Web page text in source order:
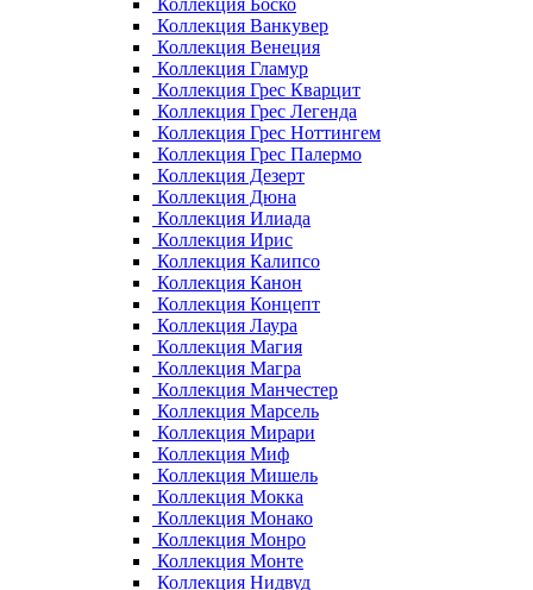
Коллекция Боско
Коллекция Ванкувер
Коллекция Венеция
Коллекция Гламур
Коллекция Грес Кварцит
Коллекция Грес Легенда
Коллекция Грес Ноттингем
Коллекция Грес Палермо
Коллекция Дезерт
Коллекция Дюна
Коллекция Илиада
Коллекция Ирис
Коллекция Калипсо
Коллекция Канон
Коллекция Концепт
Коллекция Лаура
Коллекция Магия
Коллекция Магра
Коллекция Манчестер
Коллекция Марсель
Коллекция Мирари
Коллекция Миф
Коллекция Мишель
Коллекция Мокка
Коллекция Монако
Коллекция Монро
Коллекция Монте
Коллекция Нидвуд